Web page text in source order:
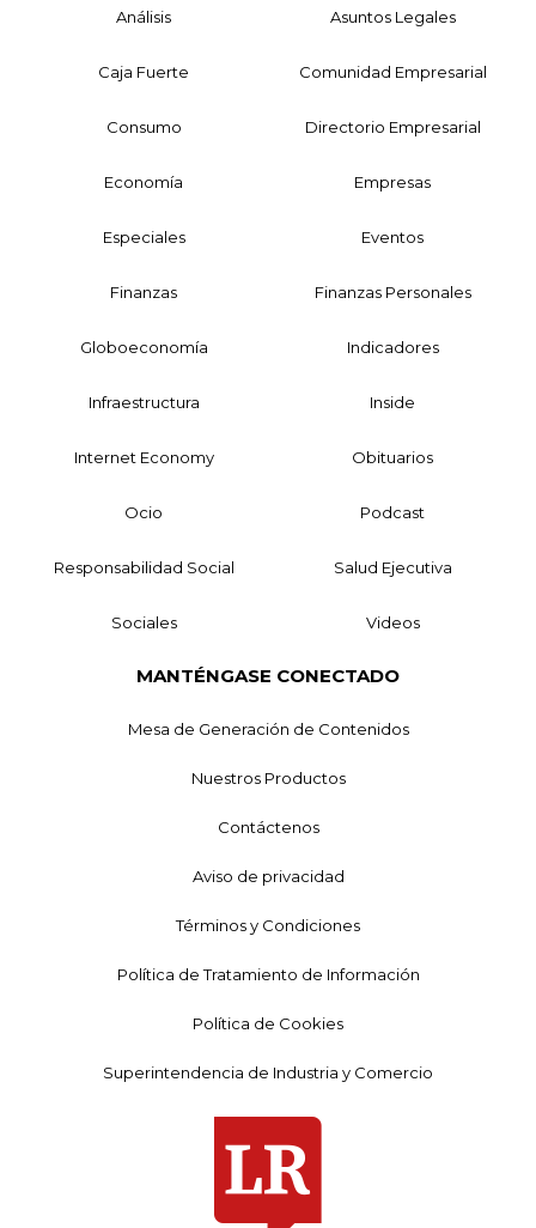
Análisis Asuntos Legales
Caja Fuerte Comunidad Empresarial
Consumo Directorio Empresarial
Economía Empresas
Especiales Eventos
Finanzas Finanzas Personales
Globoeconomía Indicadores
Infraestructura Inside
Internet Economy Obituarios
Ocio Podcast
Responsabilidad Social Salud Ejecutiva
Sociales Videos
MANTÉNGASE CONECTADO
Mesa de Generación de Contenidos
Nuestros Productos
Contáctenos
Aviso de privacidad
Términos y Condiciones
Política de Tratamiento de Información
Política de Cookies
Superintendencia de Industria y Comercio